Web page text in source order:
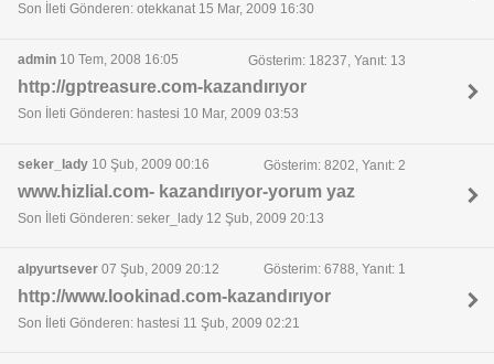
Son İleti Gönderen: otekkanat 15 Mar, 2009 16:30
admin 10 Tem, 2008 16:05 Gösterim: 18237, Yanıt: 13
http://gptreasure.com-kazandırıyor
Son İleti Gönderen: hastesi 10 Mar, 2009 03:53
seker_lady 10 Şub, 2009 00:16 Gösterim: 8202, Yanıt: 2
www.hizlial.com- kazandırıyor-yorum yaz
Son İleti Gönderen: seker_lady 12 Şub, 2009 20:13
alpyurtsever 07 Şub, 2009 20:12 Gösterim: 6788, Yanıt: 1
http://www.lookinad.com-kazandırıyor
Son İleti Gönderen: hastesi 11 Şub, 2009 02:21